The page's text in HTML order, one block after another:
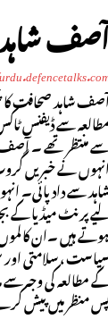
شاہد صحافت کا
مطالعہ سے ڈیفنس
منتظر تھے ۔ آصف
انہوں نے خبریں
سے داد پائی۔
پرنٹ میڈیا کے
ہیں ۔ان کالموں
سیاست ، سلامتی
مطالعہ کی وجہ
منظر میں پیش